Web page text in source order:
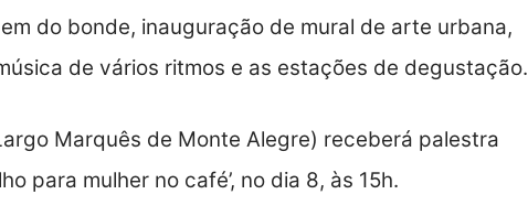
do bonde, inauguração de mural de arte urbana,
de vários ritmos e as estações de degustação.
Marquês de Monte Alegre) receberá palestra
para mulher no café’, no dia 8, às 15h.